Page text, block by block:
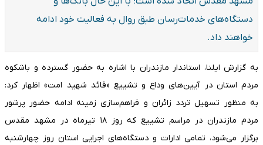
دستگاه‌های خدمات‌رسان طبق روال به فعالیت خود ادامه
خواهند داد.
به گزارش ایلنا، استاندار مازندران با اشاره به حضور گسترده و باشکوه
مردم استان در آیین‌های وداع و تشییع «قائد شهید امت» اظهار کرد:
به منظور تسهیل تردد زائران و فراهم‌سازی زمینه ادامه حضور پرشور
مردم مازندران در مراسم تشییع که روز ۱۸ تیرماه در مشهد مقدس
برگزار می‌شود، تمامی ادارات و دستگاه‌های اجرایی استان روز چهارشنبه